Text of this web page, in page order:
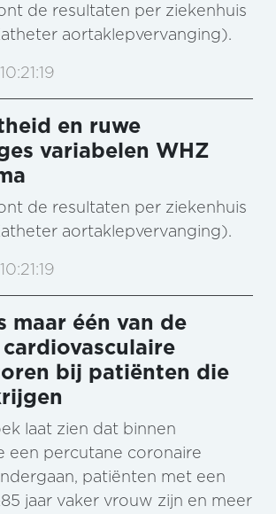
de resultaten per ziekenhuis
aortaklepvervanging).
en ruwe
variabelen WHZ
de resultaten per ziekenhuis
aortaklepvervanging).
maar één van de
bij patiënten die
laat zien dat binnen
een percutane coronaire
patiënten met een
jaar vaker vrouw zijn en meer